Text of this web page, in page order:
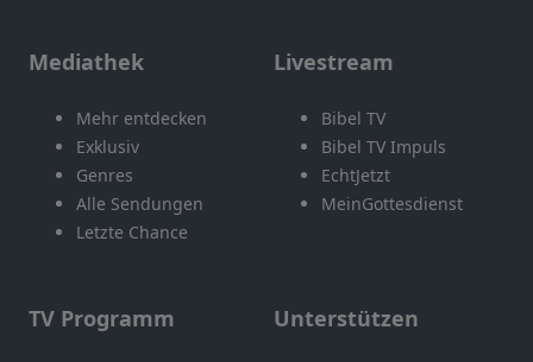
Mediathek
Mehr entdecken
Exklusiv
Genres
Alle Sendungen
Letzte Chance
Livestream
Bibel TV
Bibel TV Impuls
EchtJetzt
MeinGottesdienst
TV Programm Unterstützen